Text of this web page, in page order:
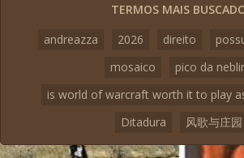
TERMOS MAIS
andreazza
2026 direito
mosaico
pico da
is world of warcraft worth it to play
Ditadura
风歌与庄园